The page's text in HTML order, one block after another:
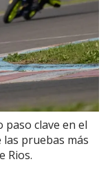
clave en el
pruebas más
Rios.